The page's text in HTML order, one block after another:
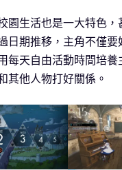
園生活也是一大特色，
日期推移，主角不僅要
每天自由活動時間培養
其他人物打好關係。